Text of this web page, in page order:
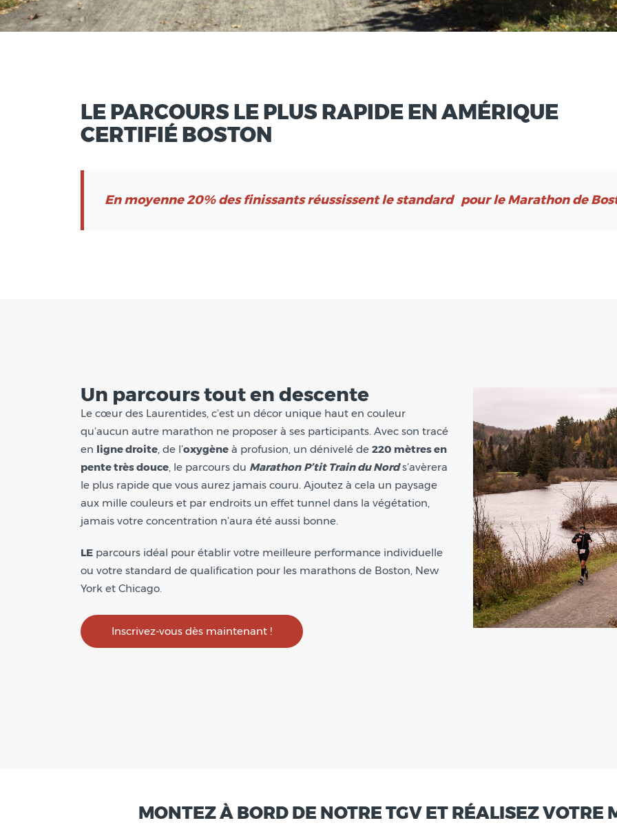
LE PARCOURS LE PLUS RAPIDE EN AMÉRIQUE
CERTIFIÉ BOSTON
En moyenne 20% des finissants réussissent lestandard pour le Marathon de
Un parcours tout en descente
Le cœur des Laurentides, c’est un décor unique haut en couleur
qu’aucun autre marathon ne proposer à ses participants. Avec son tracé
en ligne droite, de l’oxygène à profusion, un dénivelé de 220 mètres en
pente très douce, le parcours du Marathon P’tit Train du Nords’avèrera
le plus rapide que vous aurez jamais couru. Ajoutez à cela un paysage
aux mille couleurs et par endroits un effet tunnel dans la végétation,
jamais votre concentration n’aura été aussi bonne.
LE parcours idéal pour établir votre meilleure performance individuelle
ou votre standard de qualification pour les marathons de Boston, New
York et Chicago.
Inscrivez-vous dès maintenant !
MONTEZ À BORD DE NOTRE TGV ET RÉALISEZ VOTRE